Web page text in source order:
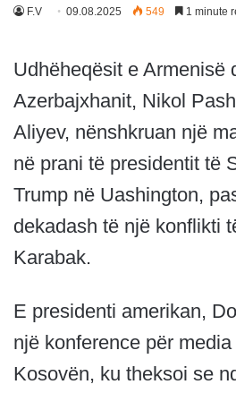
F.V 09.08.2025 549 1 minute
Udhëheqësit e Armenisë
Azerbajxhanit, Nikol
Aliyev, nënshkruan një
në prani të presidentit të
Trump në Uashington,
dekadash të një konflikti
Karabak.
E presidenti amerikan,
një konference për
Kosovën, ku theksoi se